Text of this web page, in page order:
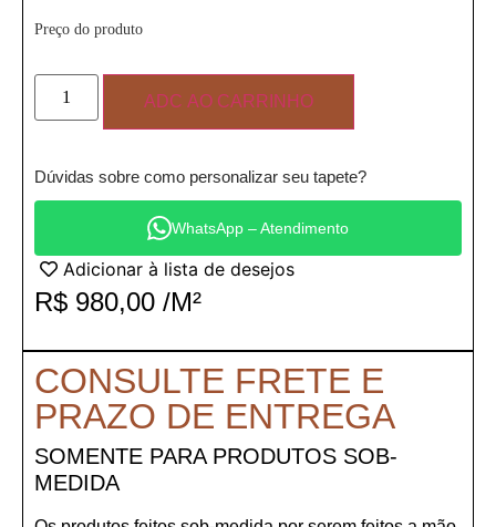
Preço do produto
ADC AO CARRINHO
Dúvidas sobre como personalizar seu tapete?
WhatsApp – Atendimento
Adicionar à lista de desejos
R$ 980,00 /M²
CONSULTE FRETE E
PRAZO DE ENTREGA
SOMENTE PARA PRODUTOS SOB-
MEDIDA